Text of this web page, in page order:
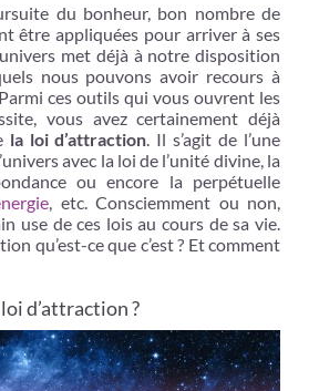
du bonheur, bon nombre de
être appliquées pour arriver à ses
met déjà à notre disposition
nous pouvons avoir recours à
ces outils qui vous ouvrent les
vous avez certainement déjà
la loi d’attraction. Il s’agit de l’une
avec la loi de l’unité divine, la
ou encore la perpétuelle
, etc. Consciemment ou non,
use de ces lois au cours de sa vie.
qu’est-ce que c’est ? Et comment
d’attraction ?